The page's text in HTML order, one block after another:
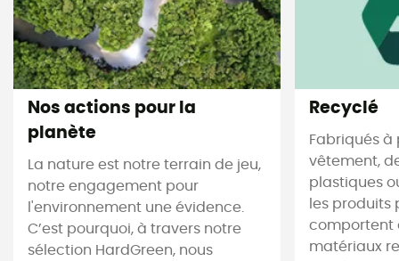
Nos actions pour la
planète
La nature est notre terrain de jeu,
notre engagement pour
l'environnement une évidence.
C’est pourquoi, à travers notre
sélection HardGreen, nous
Recyclé
Fabriqués à
vêtement,
plastiques
les produits
comportent
matériaux